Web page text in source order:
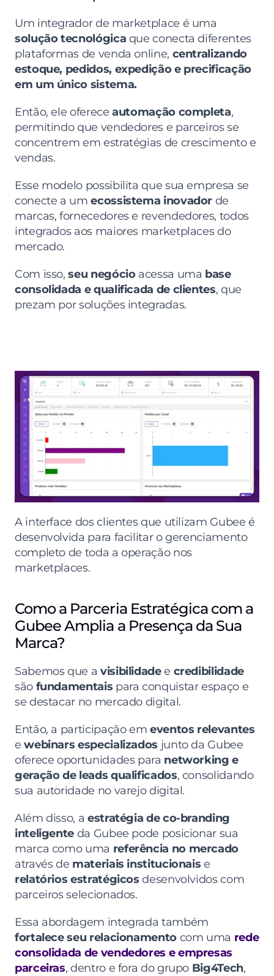
solução tecnológica que conecta diferentes
plataformas de venda online, centralizando
estoque, pedidos, expedição e precificação
em um único sistema.
Então, ele oferece automação completa,
permitindo que vendedores e parceiros se
concentrem em estratégias de crescimento e
vendas.
Esse modelo possibilita que sua empresa se
conecte a um ecossistema inovador de
marcas, fornecedores e revendedores, todos
integrados aos maiores marketplaces do
mercado.
Com isso, seu negócio acessa uma base
consolidada e qualificada de clientes, que
prezam por soluções integradas.
A interface dos clientes que utilizam Gubee é
desenvolvida para facilitar o gerenciamento
completo de toda a operação nos
marketplaces.
Como a Parceria Estratégica com a
Gubee Amplia a Presença da Sua
Marca?
Sabemos que a visibilidade e credibilidade
são fundamentais para conquistar espaço e
se destacar no mercado digital.
Então, a participação em eventos relevantes
e webinars especializados junto da Gubee
oferece oportunidades para networking e
geração de leads qualificados, consolidando
sua autoridade no varejo digital.
Além disso, a estratégia de co-branding
inteligente da Gubee pode posicionar sua
marca como uma referência no mercado
através de materiais institucionais
relatórios estratégicos desenvolvidos com
parceiros selecionados.
fortalece seu relacionamento com uma rede
consolidada de vendedores e empresas
parceiras, dentro e fora do grupo Big4Tech,